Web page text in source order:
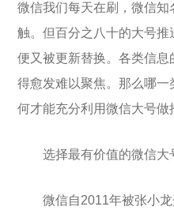
微信我们每天在刷，微信
触。但百分之八十的大号推
便又被更新替换。各类信
得愈发难以聚焦。那么哪
何才能充分利用微信大号做
选择最有价值的微信大
微信自2011年被张小龙